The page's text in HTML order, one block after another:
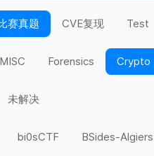
赛真题 CVE复现 Test
MISC Forensics Crypto
未解决
bi0sCTF
BSides-Algiers